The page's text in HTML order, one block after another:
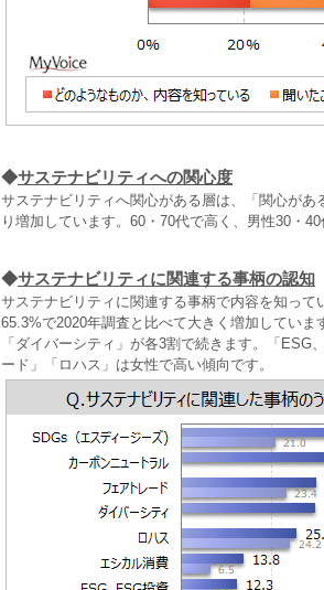
◆サステナビリティへの関心度
サステナビリティへ関心がある層は、「関心が
り増加しています。60・70代で高く、男性30・
◆サステナビリティに関連する事柄の認知
サステナビリティに関連する事柄で内容を知っ
65.3%で2020年調査と比べて大きく増加してい
「ダイバーシティ」が各3割で続きます。「
ード」「ロハス」は女性で高い傾向です。